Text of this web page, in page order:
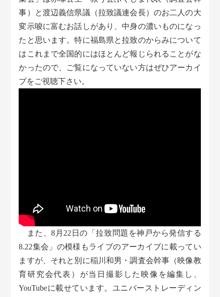
事）と渡辺義信県議（拉致議連会長）のお二人の大
変示唆に富むお話しがあり、中身の濃いものになっ
たと思います。特に福島県と拉致のからみについて
はこれまで全国的にはほとんど報じられることがな
かったので、ご覧になっていない方はぜひアーカイ
ブをご視聴下さい。
また、8月22日の「拉致問題を神戸から発信する
8.22集会」の模様もライブのアーカイブに載ってい
ますが、それと別に稲川和男・調査会幹事（映像教
育研究会代表）が当日撮影した映像を編集し、
YouTubeに載せています。ユニバーストレーディン